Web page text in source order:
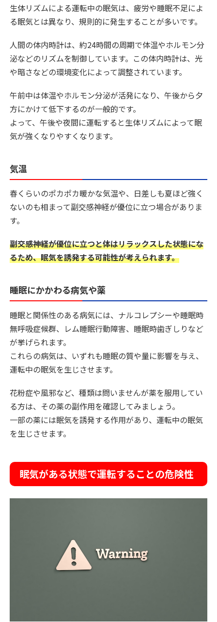
生体リズムによる運転中の眠気は、疲労や睡眠不足によ
る眠気とは異なり、規則的に発生することが多いです。
人間の体内時計は、約24時間の周期で体温やホルモン分
泌などのリズムを制御しています。この体内時計は、光
や暗さなどの環境変化によって調整されています。
午前中は体温やホルモン分泌が活発になり、午後から夕
方にかけて低下するのが一般的です。
よって、午後や夜間に運転すると生体リズムによって眠
気が強くなりやすくなります。
気温
春くらいのポカポカ暖かな気温や、日差しも夏ほど強く
ないのも相まって副交感神経が優位に立つ場合がありま
す。
副交感神経が優位に立つと体はリラックスした状態にな
るため、眠気を誘発する可能性が考えられます。
睡眠にかかわる病気や薬
睡眠と関係性のある病気には、ナルコレプシーや睡眠時
無呼吸症候群、レム睡眠行動障害、睡眠時歯ぎしりなど
が挙げられます。
これらの病気は、いずれも睡眠の質や量に影響を与え、
運転中の眠気を生じさせます。
花粉症や風邪など、種類は問いませんが薬を服用してい
る方は、その薬の副作用を確認してみましょう。
一部の薬には眠気を誘発する作用があり、運転中の眠気
を生じさせます。
眠気がある状態で運転することの危険性